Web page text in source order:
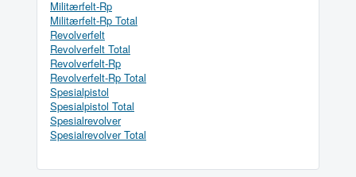
Militærfelt-Rp
Militærfelt-Rp Total
Revolverfelt
Revolverfelt Total
Revolverfelt-Rp
Revolverfelt-Rp Total
Spesialpistol
Spesialpistol Total
Spesialrevolver
Spesialrevolver Total